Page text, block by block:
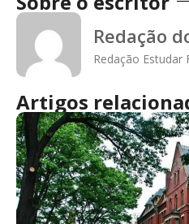
Redação
Redação Estudar
Artigos